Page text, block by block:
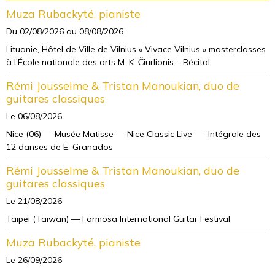
Muza Rubackyté, pianiste
Du 02/08/2026 au 08/08/2026
Lituanie, Hôtel de Ville de Vilnius « Vivace Vilnius » masterclasses
à l’École nationale des arts M. K. Čiurlionis – Récital
Rémi Jousselme & Tristan Manoukian, duo de
guitares classiques
Le 06/08/2026
Nice (06) — Musée Matisse — Nice Classic Live — Intégrale des
12 danses de E. Granados
Rémi Jousselme & Tristan Manoukian, duo de
guitares classiques
Le 21/08/2026
Taipei (Taïwan) — Formosa International Guitar Festival
Muza Rubackyté, pianiste
Le 26/09/2026